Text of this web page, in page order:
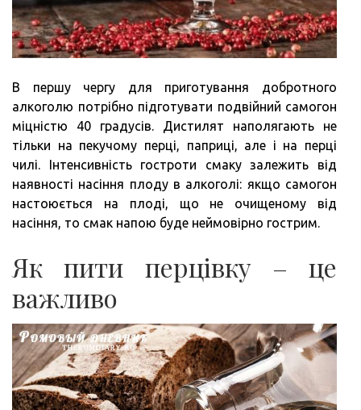
В першу чергу для приготування добротного
алкоголю потрібно підготувати подвійний самогон
міцністю 40 градусів. Дистилят наполягають не
тільки на пекучому перці, паприці, але і на перці
чилі. Інтенсивність гостроти смаку залежить від
наявності насіння плоду в алкоголі: якщо самогон
настоюється на плоді, що не очищеному від
насіння, то смак напою буде неймовірно гострим.
Як пити перцівку – це
важливо